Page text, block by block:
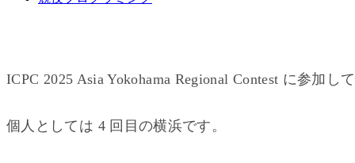
ICPC 2025 Asia Yokohama Regional Contest に参加し
個人としては 4 回目の横浜です。